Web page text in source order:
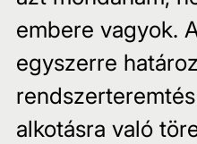
embere vagyok.
egyszerre
alkotásra való